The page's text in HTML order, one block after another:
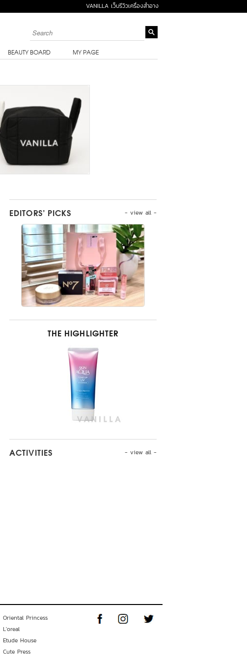
VANILLA เว็บรีวิวเครื่องสำอาง
BEAUTY BOARD MY PAGE
- view all -
EDITORS’ PICKS
THE HIGHLIGHTER
- view all -
ACTIVITIES
Oriental Princess
L'oreal
Etude House
Cute Press